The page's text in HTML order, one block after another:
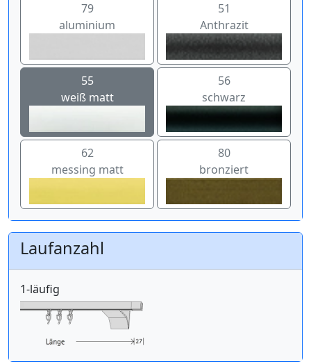
79
aluminium
51
Anthrazit
55
weiß matt
56
schwarz
62
messing matt
80
bronziert
Laufanzahl
1-läufig